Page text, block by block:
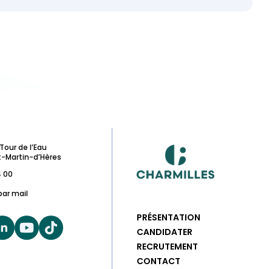
de l’Eau
Martin-d’Hères
00
mail
PRÉSENTATION
CANDIDATER
RECRUTEMENT
CONTACT